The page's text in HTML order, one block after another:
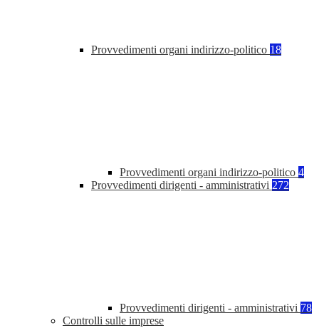
Provvedimenti organi indirizzo-politico 18
Provvedimenti organi indirizzo-politico 4
Provvedimenti dirigenti - amministrativi 272
Provvedimenti dirigenti - amministrativi 78
Controlli sulle imprese